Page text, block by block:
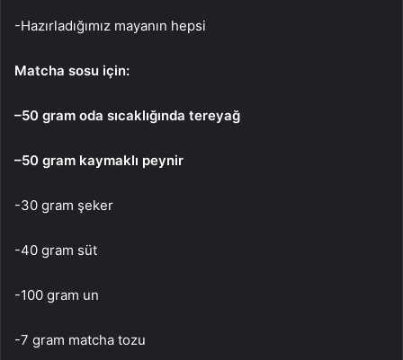
-Hazırladığımız mayanın hepsi
Matcha sosu için:
–50 gram oda sıcaklığında tereyağ
–50 gram kaymaklı peynir
-30 gram şeker
-40 gram süt
-100 gram un
-7 gram matcha tozu